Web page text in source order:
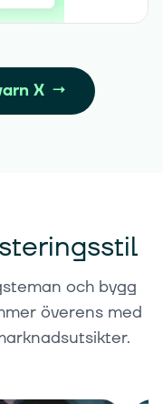
X →
och bygg
överens med